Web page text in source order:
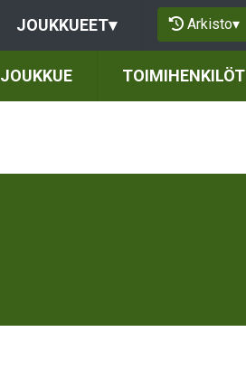
JOUKKUEET▾ Arkisto▾
JOUKKUE TOIMIHENKILÖT